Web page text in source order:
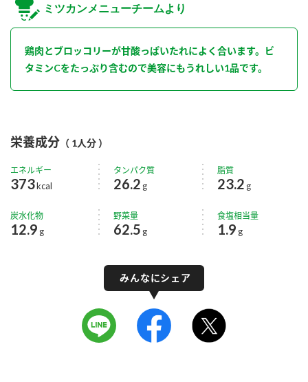
ミツカンメニューチームより
鶏肉とブロッコリーが甘酸っぱいたれによく合います。ビ
タミンCをたっぷり含むので美容にもうれしい1品です。
栄養成分 （ 1人分 ）
エネルギー
373kcal
タンパク質
26.2 g
脂質
23.2 g
炭水化物
12.9 g
野菜量
62.5 g
食塩相当量
1.9 g